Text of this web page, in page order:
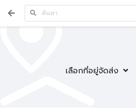
เลือกที่อยู่จัดส่ง